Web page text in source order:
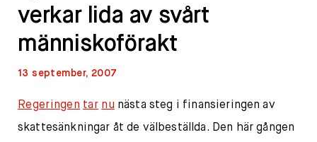
verkar lida av svårt
människoförakt
13 september, 2007
Regeringen tar nu nästa steg i finansieringen av
skattesänkningar åt de välbeställda. Den här gången